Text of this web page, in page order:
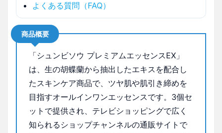
よくある質問（FAQ）
商品概要
「シュンビソウ プレミアムエッセンスEX」
は、生の胡蝶蘭から抽出したエキスを配合し
たスキンケア商品で、ツヤ肌や肌引き締めを
目指すオールインワンエッセンスです。3個セ
ットで提供され、テレビショッピングで広く
知られるショップチャンネルの通販サイトで